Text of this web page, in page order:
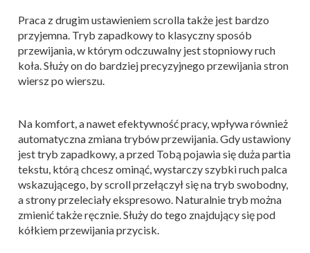
Praca z drugim ustawieniem scrolla także jest bardzo
przyjemna. Tryb zapadkowy to klasyczny sposób
przewijania, w którym odczuwalny jest stopniowy ruch
koła. Służy on do bardziej precyzyjnego przewijania stron
wiersz po wierszu.
Na komfort, a nawet efektywność pracy, wpływa również
automatyczna zmiana trybów przewijania. Gdy ustawiony
jest tryb zapadkowy, a przed Tobą pojawia się duża partia
tekstu, którą chcesz ominąć, wystarczy szybki ruch palca
wskazującego, by scroll przełączył się na tryb swobodny,
a strony przeleciały ekspresowo. Naturalnie tryb można
zmienić także ręcznie. Służy do tego znajdujący się pod
kółkiem przewijania przycisk.